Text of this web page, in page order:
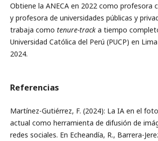
Obtiene la ANECA en 2022 como
y profesora de universidades públicas y
trabaja como tenure-tracka tiempo
Universidad Católica del Perú (PUCP) en
2024.
Referencias
Martínez-Gutiérrez, F. (2024): La IA en el
actual como herramienta de difusión de
redes sociales. En Echeandía, R., Barrera-